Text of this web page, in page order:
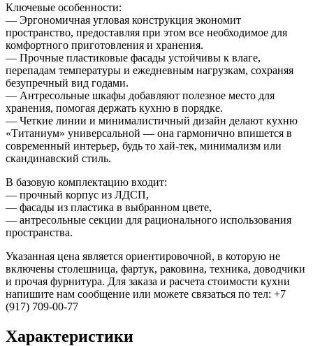
Ключевые особенности:
— Эргономичная угловая конструкция экономит
пространство, предоставляя при этом все необходимое для
комфортного приготовления и хранения.
— Прочные пластиковые фасады устойчивы к влаге,
перепадам температуры и ежедневным нагрузкам, сохраняя
безупречный вид годами.
— Антресольные шкафы добавляют полезное место для
хранения, помогая держать кухню в порядке.
— Четкие линии и минималистичный дизайн делают кухню
«Титаниум» универсальной — она гармонично впишется в
современный интерьер, будь то хай-тек, минимализм или
скандинавский стиль.
В базовую комплектацию входит:
— прочный корпус из ЛДСП,
— фасады из пластика в выбранном цвете,
— антресольные секции для рационального использования
пространства.
Указанная цена является ориентировочной, в которую не
включены столешница, фартук, раковина, техника, доводчики
и прочая фурнитура. Для заказа и расчета стоимости кухни
напишите нам сообщение или можете связаться по тел: +7
(917) 709-00-77
Характеристики